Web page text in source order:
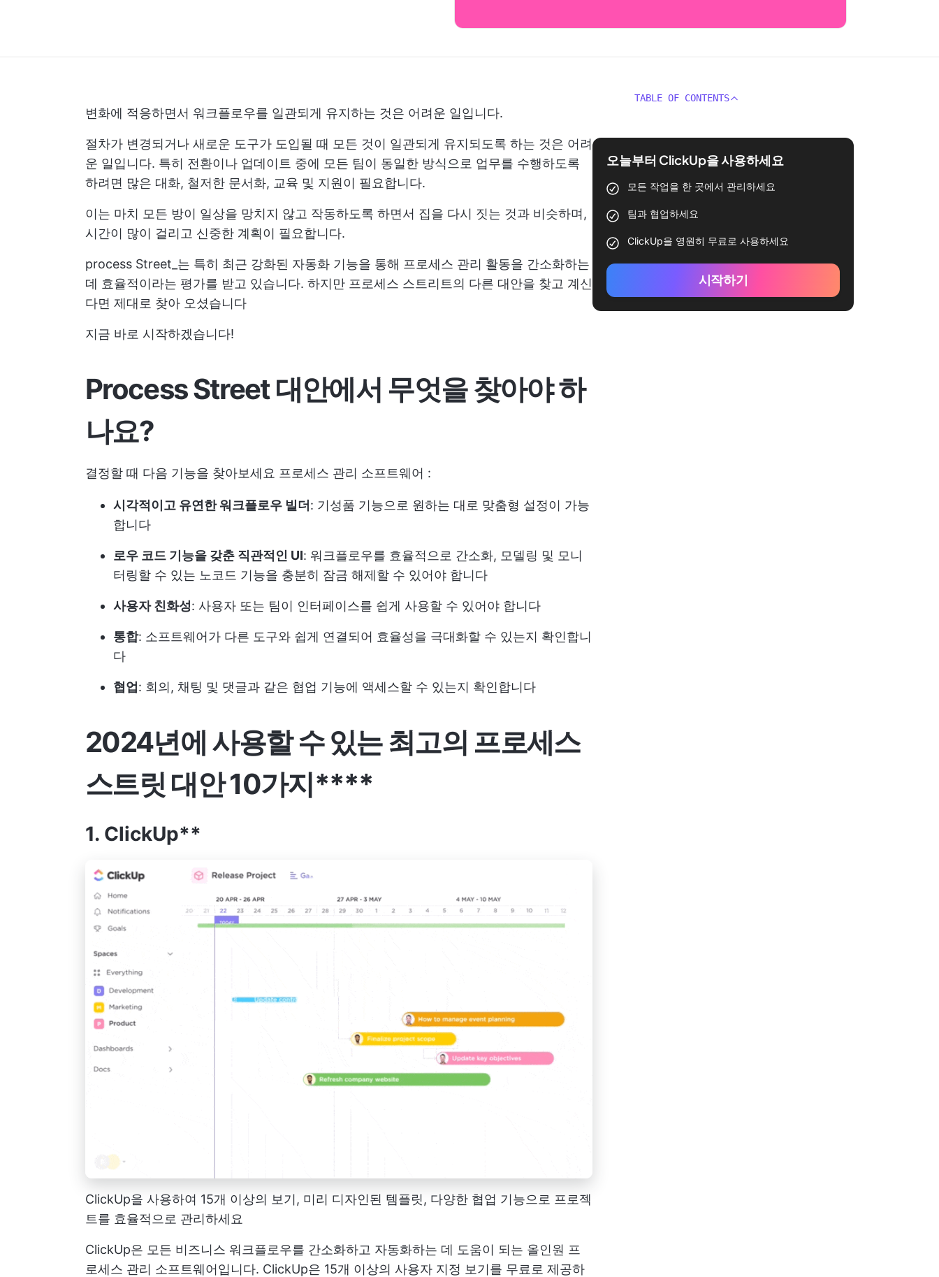
변화에 적응하면서 워크플로우를 일관되게 유지하는 것은 어려운 일입니다.
절차가 변경되거나 새로운 도구가 도입될 때 모든 것이 일관되게 유지되도록 하는 것은 어려
운 일입니다. 특히 전환이나 업데이트 중에 모든 팀이 동일한 방식으로 업무를 수행하도록
하려면 많은 대화, 철저한 문서화, 교육 및 지원이 필요합니다.
이는 마치 모든 방이 일상을 망치지 않고 작동하도록 하면서 집을 다시 짓는 것과 비슷하며,
시간이 많이 걸리고 신중한 계획이 필요합니다.
process Street_는 특히 최근 강화된 자동화 기능을 통해 프로세스 관리 활동을 간소화하는
데 효율적이라는 평가를 받고 있습니다. 하지만 프로세스 스트리트의 다른 대안을 찾고 계신
다면 제대로 찾아 오셨습니다
지금 바로 시작하겠습니다!
Process Street 대안에서 무엇을 찾아야 하
나요?
결정할 때 다음 기능을 찾아보세요 프로세스 관리 소프트웨어 :
시각적이고 유연한 워크플로우 빌더 : 기성품 기능으로 원하는 대로 맞춤형 설정이 가능
합니다
로우 코드 기능을 갖춘 직관적인 UI: 워크플로우를 효율적으로 간소화, 모델링 및 모니
터링할 수 있는 노코드 기능을 충분히 잠금 해제할 수 있어야 합니다
사용자 친화성: 사용자 또는 팀이 인터페이스를 쉽게 사용할 수 있어야 합니다
통합: 소프트웨어가 다른 도구와 쉽게 연결되어 효율성을 극대화할 수 있는지 확인합니
다
협업 : 회의, 채팅 및 댓글과 같은 협업 기능에 액세스할 수 있는지 확인합니다
2024년에 사용할 수 있는 최고의 프로세스
스트릿 대안 10가지****
1. ClickUp**
ClickUp을 사용하여 15개 이상의 보기, 미리 디자인된 템플릿, 다양한 협업 기능으로 프로젝
트를 효율적으로 관리하세요
ClickUp은 모든 비즈니스 워크플로우를 간소화하고 자동화하는 데 도움이 되는 올인원 프
로세스 관리 소프트웨어입니다. ClickUp은 15개 이상의 사용자 지정 보기를 무료로 제공하
TABLE OF CONTENTS
오늘부터 ClickUp을 사용하세요
모든 작업을 한 곳에서 관리하세요
팀과 협업하세요
ClickUp을 영원히 무료로 사용하세요
시작하기